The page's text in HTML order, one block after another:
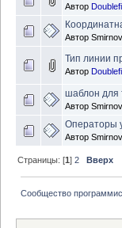
Автор
Автор
Тип линии
Автор
шаблон для
Автор
Операторы
Автор
Страницы: [1]2 Вверх
Сообщество